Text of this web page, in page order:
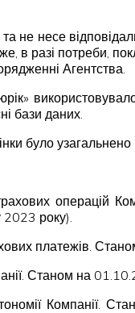
не несе
в разі потреби,
Агентства.
бази даних.
було
операцій
2023 року).
платежів.
Станом на
Компанії.